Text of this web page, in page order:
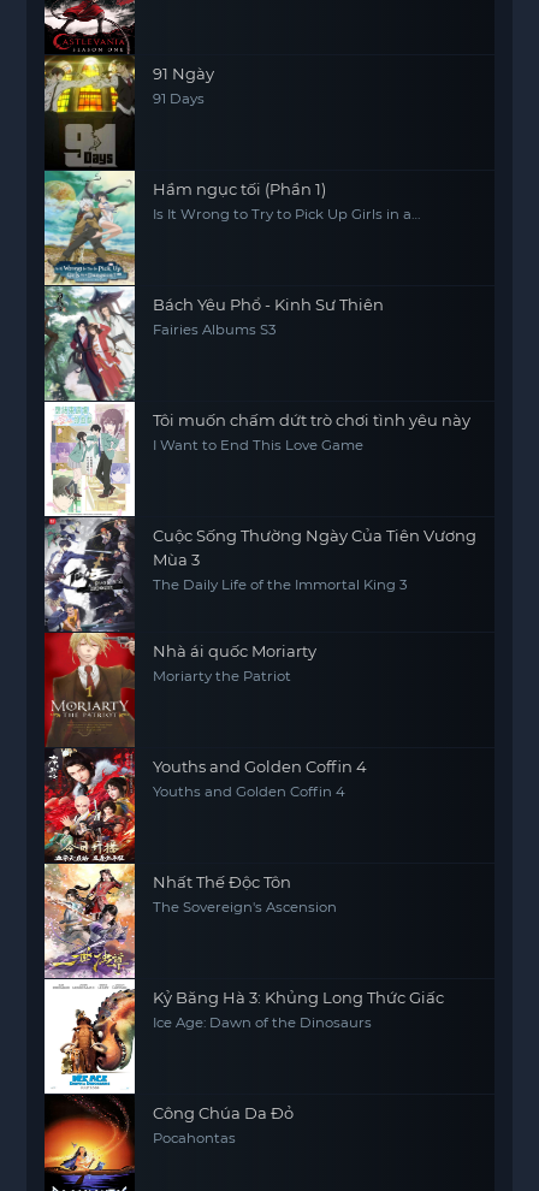
91 Ngày
91 Days
Hầm ngục tối (Phần 1)
Is It Wrong to Try to Pick Up Girls in a
Bách Yêu Phổ - Kinh Sư Thiên
Fairies Albums S3
Tôi muốn chấm dứt trò chơi tình yêu này
I Want to End This Love Game
Cuộc Sống Thường Ngày Của Tiên Vương
Mùa 3
The Daily Life of the Immortal King 3
Nhà ái quốc Moriarty
Moriarty the Patriot
Youths and Golden Coffin 4
Youths and Golden Coffin 4
Nhất Thế Độc Tôn
The Sovereign's Ascension
Kỷ Băng Hà 3: Khủng Long Thức Giấc
Ice Age: Dawn of the Dinosaurs
Công Chúa Da Đỏ
Pocahontas